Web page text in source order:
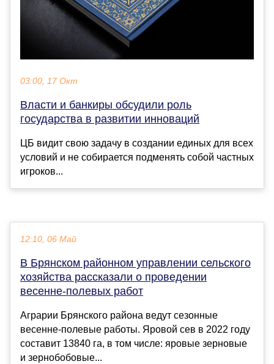
03:00, 17 Окт
Власти и банкиры обсудили роль
государства в развитии инноваций
ЦБ видит свою задачу в создании единых для всех
условий и не собирается подменять собой частных
игроков...
12:10, 06 Май
В Брянском районном управлении сельского
хозяйства рассказали о проведении
весенне-полевых работ
Аграрии Брянского района ведут сезонные
весенне-полевые работы. Яровой сев в 2022 году
составит 13840 га, в том числе: яровые зерновые
и зернобобовые...